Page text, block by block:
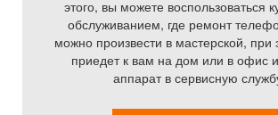
этого, вы можете воспользоваться
обслуживанием, где ремонт
можно произвести в мастерской, при
приедет к вам на дом или в офис
аппарат в сервисную